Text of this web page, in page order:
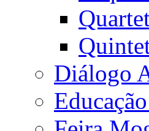
Diálogo